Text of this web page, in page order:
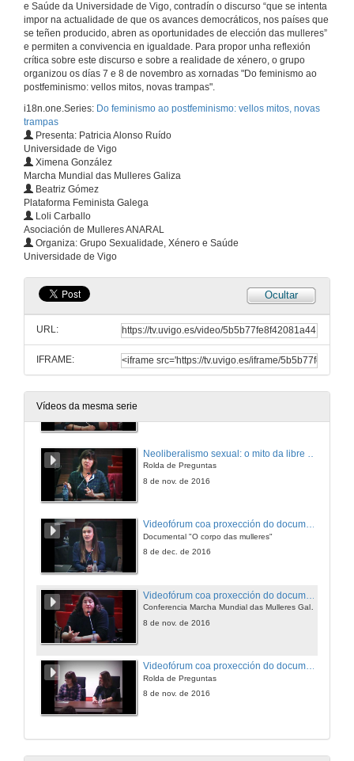
e Saúde da Universidade de Vigo, contradín o discurso “que se intenta
impor na actualidade de que os avances democráticos, nos países que
se teñen producido, abren as oportunidades de elección das mulleres”
e permiten a convivencia en igualdade. Para propor unha reflexión
crítica sobre este discurso e sobre a realidade de xénero, o grupo
organizou os días 7 e 8 de novembro as xornadas "Do feminismo ao
postfeminismo: vellos mitos, novas trampas".
i18n.one.Series: Do feminismo ao postfeminismo: vellos mitos, novas
trampas
Presenta: Patricia Alonso Ruído
Universidade de Vigo
Ximena González
Marcha Mundial das Mulleres Galiza
Beatriz Gómez
Plataforma Feminista Galega
Loli Carballo
Asociación de Mulleres ANARAL
Organiza: Grupo Sexualidade, Xénero e Saúde
Universidade de Vigo
Ocultar
URL:
IFRAME:
Vídeos da mesma serie
Capital erótico e postfeminismo
Do feminismo ao postfeminismo: vellos mitos, novas trampas
7 de nov. de 2016
Rolda de Preguntas
As olas do feminismo
Rolda de Preguntas
7 de nov. de 2016
Do feminismo ao postfeminismo: vellos mitos, novas trampas
Rolda de Preguntas
8 de nov. de 2016
Videofórum coa proxección do documental "O corpo das mulleres"
Documental "O corpo das mulleres"
8 de dec. de 2016
Conferencia Marcha Mundial das Mulleres Galiza, Plataforma Feminista Galega e ANARAL
8 de nov. de 2016
Videofórum coa proxección do documental "O corpo das mulleres"
Rolda de Preguntas
8 de nov. de 2016